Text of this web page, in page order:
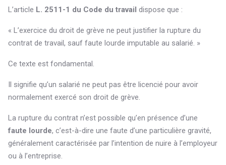
L’article L. 2511-1 du Code du travail dispose que :
« L’exercice du droit de grève ne peut justifier la rupture du
contrat de travail, sauf faute lourde imputable au salarié. »
Ce texte est fondamental.
Il signifie qu’un salarié ne peut pas être licencié pour avoir
normalement exercé son droit de grève.
La rupture du contrat n’est possible qu’en présence d’une
faute lourde, c’est-à-dire une faute d’une particulière gravité,
généralement caractérisée par l’intention de nuire à l’employeur
ou à l’entreprise.